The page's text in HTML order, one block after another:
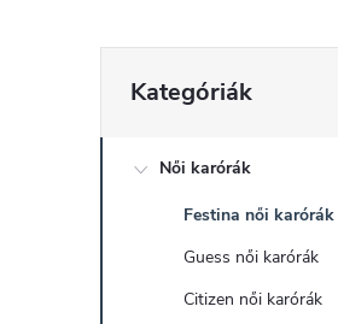
O
l
átugrása
Kategóriák
Női karórák
Festina női karórák
Guess női karórák
Citizen női karórák